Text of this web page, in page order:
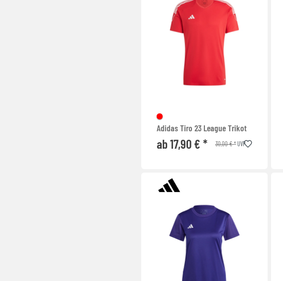
Adidas Tiro 23 League Trikot
ab 17,90 € * 30,00 € *UVP